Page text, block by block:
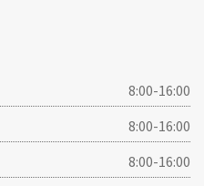
8:00-16:00
8:00-16:00
8:00-16:00